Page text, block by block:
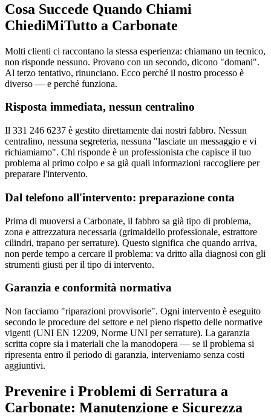
Cosa Succede Quando Chiami
ChiediMiTutto a Carbonate
Molti clienti ci raccontano la stessa esperienza: chiamano un tecnico,
non risponde nessuno. Provano con un secondo, dicono "domani".
Al terzo tentativo, rinunciano. Ecco perché il nostro processo è
diverso — e perché funziona.
Risposta immediata, nessun centralino
Il 331 246 6237 è gestito direttamente dai nostri fabbro. Nessun
centralino, nessuna segreteria, nessuna "lasciate un messaggio e vi
richiamiamo". Chi risponde è un professionista che capisce il tuo
problema al primo colpo e sa già quali informazioni raccogliere per
preparare l'intervento.
Dal telefono all'intervento: preparazione conta
Prima di muoversi a Carbonate, il fabbro sa già tipo di problema,
zona e attrezzatura necessaria (grimaldello professionale, estrattore
cilindri, trapano per serrature). Questo significa che quando arriva,
non perde tempo a cercare il problema: va dritto alla diagnosi con gli
strumenti giusti per il tipo di intervento.
Garanzia e conformità normativa
Non facciamo "riparazioni provvisorie". Ogni intervento è eseguito
secondo le procedure del settore e nel pieno rispetto delle normative
vigenti (UNI EN 12209, Norme UNI per serrature). La garanzia
scritta copre sia i materiali che la manodopera — se il problema si
ripresenta entro il periodo di garanzia, interveniamo senza costi
aggiuntivi.
Prevenire i Problemi di Serratura a
Carbonate: Manutenzione e Sicurezza